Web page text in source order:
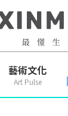
藝術文化
Art Pulse